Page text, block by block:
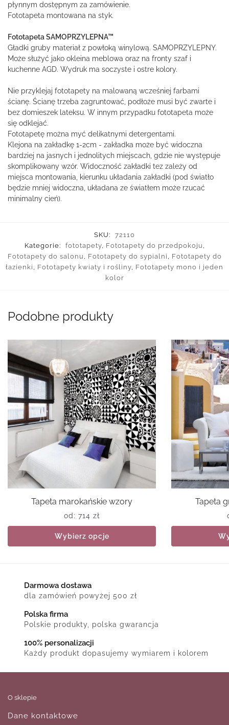
płynnym dostępnym za zamówienie.
Fototapeta montowana na styk.
Fototapeta SAMOPRZYLEPNA™
Gładki gruby materiał z powłoką winylową. SAMOPRZYLEPNY.
Może służyć jako okleina meblowa oraz na fronty szaf i
kuchenne AGD. Wydruk ma soczyste i ostre kolory.
Nie przyklejaj fototapety na malowaną wcześniej farbami
ścianę. Ścianę trzeba zagruntować, podłoże musi być zwarte i
bez domieszek lateksu. W innym przypadku fototapeta może
się odklejać.
Fototapetę można myć delikatnymi detergentami.
Klejona na zakładkę 1-2cm - zakładka może być widoczna
bardziej na jasnych i jednolitych miejscach, gdzie nie występuje
skomplikowany wzór. Widoczność zakładki tez zależy od
miejsca montowania, kierunku układania zakładki (pod światło
będzie mniej widoczna, układana ze światłem może rzucać
minimalny cień).
SKU:
72110
Kategorie:
fototapety, Fototapety do przedpokoju ,
Fototapety do salonu , Fototapety do sypialni , Fototapety do
łazienki , Fototapety kwiaty i rośliny, Fototapety mono i jeden
kolor
Podobne produkty
Tapeta marokańskie wzory
od: 714 zł
Wybierz opcje
Tapeta
Darmowa dostawa
dla zamówień powyżej 500 zł
Polska firma
Polskie produkty, polska gwarancja
100% personalizacji
Każdy produkt dopasujemy wymiarem i kolorem
O sklepie
Dane kontaktowe